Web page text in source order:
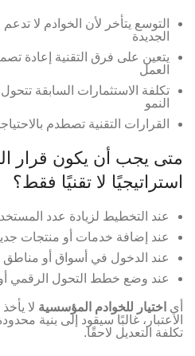
التوسع يتأخر لأن الخوادم لا
الجديدة
يتعين على فرق التقنية إعادة
العمل
تكلفة الاستثمارات السابقة
النمو
القرارات التقنية تصطدم
متى يجب أن يكون قرار
استراتيجيًا لا تقنيًا فقط؟
عند التخطيط لزيادة عدد
عند إضافة خدمات أو منتجات
عند الدخول في أسواق أو مناطق
عند وضع خطط التحول الرقمي أو
أي اختيار للخوادم المؤسسية لا
الاعتبار، غالبًا سيقود إلى بنية
تكلفة التعديل لاحقًا.